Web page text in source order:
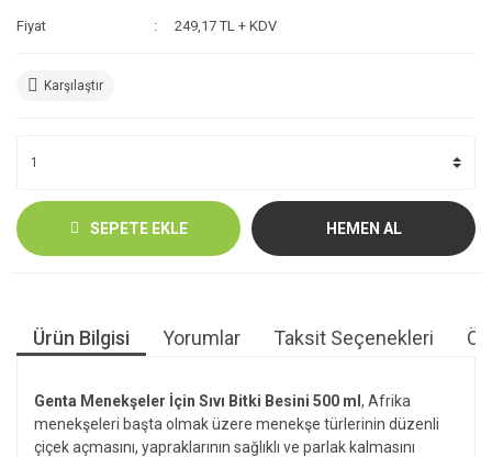
Fiyat 249,17 TL + KDV
Karşılaştır
SEPETE EKLE HEMEN AL
Ürün Bilgisi Yorumlar Taksit Seçenekleri
Genta Menekşeler İçin Sıvı Bitki Besini 500 ml , Afrika
menekşeleri başta olmak üzere menekşe türlerinin düzenli
çiçek açmasını, yapraklarının sağlıklı ve parlak kalmasını